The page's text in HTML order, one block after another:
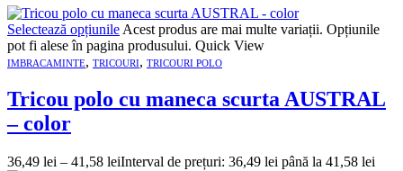
Selectează opțiunile Acest produs are mai multe variații. Opțiunile
pot fi alese în pagina produsului. Quick View
IMBRACAMINTE, TRICOURI, TRICOURI POLO
Tricou polo cu maneca scurta AUSTRAL
– color
36,49 lei – 41,58 leiInterval de prețuri: 36,49 lei până la 41,58 lei